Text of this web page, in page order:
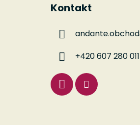
Kontakt
andante.obchod
+420 607 280